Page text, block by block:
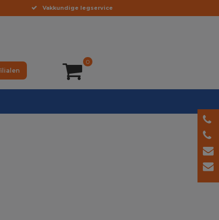
Vakkundige legservice
0